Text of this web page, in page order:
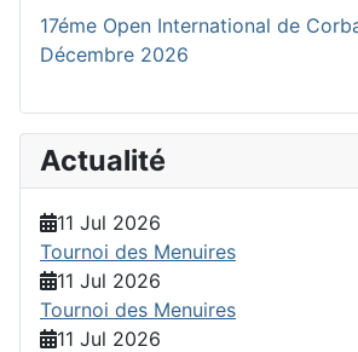
17éme Open International de
Décembre 2026
Actualité
11 Jul 2026
Tournoi des Menuires
11 Jul 2026
Tournoi des Menuires
11 Jul 2026